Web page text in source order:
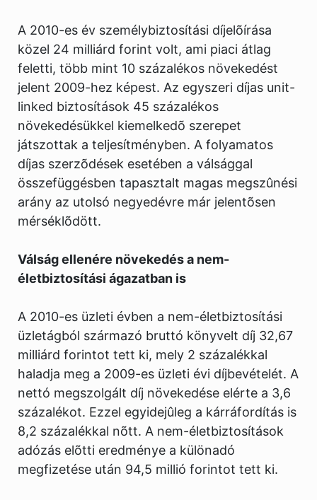
A 2010-es év személybiztosítási díjelõírása
közel 24 milliárd forint volt, ami piaci átlag
feletti, több mint 10 százalékos növekedést
jelent 2009-hez képest. Az egyszeri díjas unit-
linked biztosítások 45 százalékos
növekedésükkel kiemelkedõ szerepet
játszottak a teljesítményben. A folyamatos
díjas szerzõdések esetében a válsággal
összefüggésben tapasztalt magas megszûnési
arány az utolsó negyedévre már jelentõsen
mérséklõdött.
Válság ellenére növekedés a nem-
életbiztosítási ágazatban is
A 2010-es üzleti évben a nem-életbiztosítási
üzletágból származó bruttó könyvelt díj 32,67
milliárd forintot tett ki, mely 2 százalékkal
haladja meg a 2009-es üzleti évi díjbevételét. A
nettó megszolgált díj növekedése elérte a 3,6
százalékot. Ezzel egyidejûleg a kárráfordítás is
8,2 százalékkal nõtt. A nem-életbiztosítások
adózás elõtti eredménye a különadó
megfizetése után 94,5 millió forintot tett ki.